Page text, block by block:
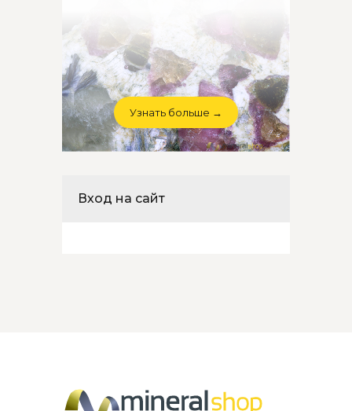
Узнать больше →
Вход на сайт